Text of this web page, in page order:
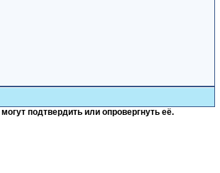
подтвердить или опровергнуть её.